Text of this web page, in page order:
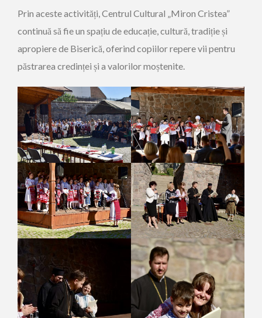
Prin aceste activități, Centrul Cultural „Miron Cristea”
continuă să fie un spațiu de educație, cultură, tradiție și
apropiere de Biserică, oferind copiilor repere vii pentru
păstrarea credinței și a valorilor moștenite.